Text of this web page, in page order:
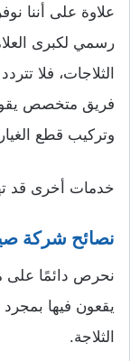
علاوة على أننا
رسمي لكبرى
الثلاجات، فلا
فريق متخصص يقوم
وتركيب قطع
خدمات أخرى قد
نصائح شركة
نحرص دائمًا على
يقعون فيها بمجرد
الثلاجة.